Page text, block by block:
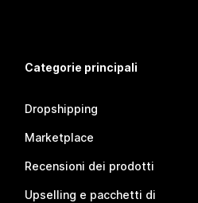
Categorie principali
Dropshipping
Marketplace
Recensioni dei prodotti
Upselling e pacchetti di